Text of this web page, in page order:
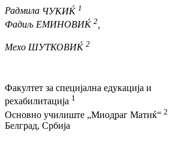
Радмила ЧУКИЌ 1
Фадиљ ЕМИНОВИЌ 2
Мехо ШУТКОВИЌ 2
Факултет за специјална едукација и
рехабилитација 1
Основно училиште „Миодраг Матиќ“ 2
Белград, Србија